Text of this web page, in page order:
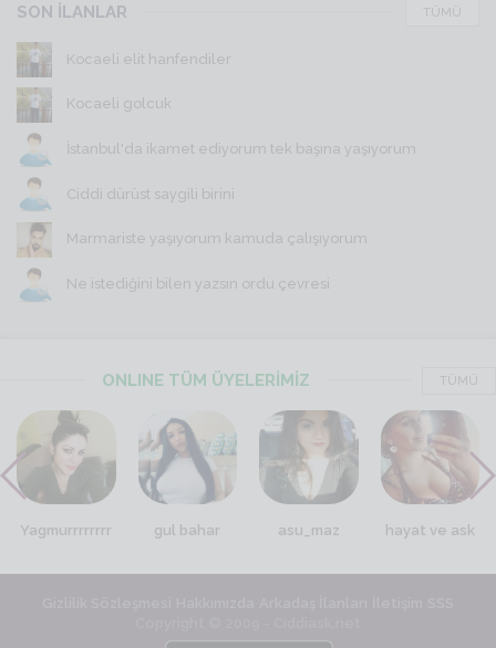
SON İLANLAR TÜMÜ
Kocaeli elit hanfendiler
Kocaeli golcuk
İstanbul'da ikamet ediyorum tek başına yaşıyorum
Ciddi dürüst saygili birini
Marmariste yaşıyorum kamuda çalışıyorum
Ne istediğini bilen yazsın ordu çevresi
ONLINE TÜM ÜYELERİMİZ TÜMÜ
Yagmurrrrrrrr gul bahar asu_maz hayat ve ask